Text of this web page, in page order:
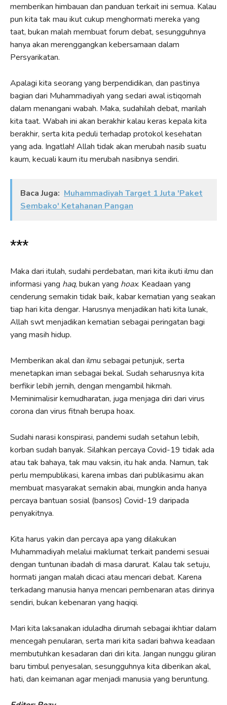
memberikan himbauan dan panduan terkait ini semua. Kalau
pun kita tak mau ikut cukup menghormati mereka yang
taat, bukan malah membuat forum debat, sesungguhnya
hanya akan merenggangkan kebersamaan dalam
Persyarikatan.
Apalagi kita seorang yang berpendidikan, dan pastinya
bagian dari Muhammadiyah yang sedari awal istiqomah
dalam menangani wabah. Maka, sudahilah debat, marilah
kita taat. Wabah ini akan berakhir kalau keras kepala kita
berakhir, serta kita peduli terhadap protokol kesehatan
yang ada. Ingatlah! Allah tidak akan merubah nasib suatu
kaum, kecuali kaum itu merubah nasibnya sendiri.
Baca Juga: Muhammadiyah Target 1 Juta 'Paket
Sembako' Ketahanan Pangan
***
Maka dari itulah, sudahi perdebatan, mari kita ikuti ilmu dan
informasi yang haq, bukan yang hoax. Keadaan yang
cenderung semakin tidak baik, kabar kematian yang seakan
tiap hari kita dengar. Harusnya menjadikan hati kita lunak,
Allah swt menjadikan kematian sebagai peringatan bagi
yang masih hidup.
Memberikan akal dan ilmu sebagai petunjuk, serta
menetapkan iman sebagai bekal. Sudah seharusnya kita
berfikir lebih jernih, dengan mengambil hikmah.
Meminimalisir kemudharatan, juga menjaga diri dari virus
corona dan virus fitnah berupa hoax.
Sudahi narasi konspirasi, pandemi sudah setahun lebih,
korban sudah banyak. Silahkan percaya Covid-19 tidak ada
atau tak bahaya, tak mau vaksin, itu hak anda. Namun, tak
perlu mempublikasi, karena imbas dari publikasimu akan
membuat masyarakat semakin abai, mungkin anda hanya
percaya bantuan sosial (bansos) Covid-19 daripada
penyakitnya.
Kita harus yakin dan percaya apa yang dilakukan
Muhammadiyah melalui maklumat terkait pandemi sesuai
dengan tuntunan ibadah di masa darurat. Kalau tak setuju,
hormati jangan malah dicaci atau mencari debat. Karena
terkadang manusia hanya mencari pembenaran atas dirinya
sendiri, bukan kebenaran yang haqiqi.
Mari kita laksanakan iduladha dirumah sebagai ikhtiar dalam
mencegah penularan, serta mari kita sadari bahwa keadaan
membutuhkan kesadaran dari diri kita. Jangan nunggu giliran
baru timbul penyesalan, sesungguhnya kita diberikan akal,
hati, dan keimanan agar menjadi manusia yang beruntung.